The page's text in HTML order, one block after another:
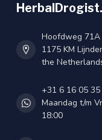
Hoofdweg 71A
1175 KM
the
+31 6 16 05
Maandag t/m
18:00